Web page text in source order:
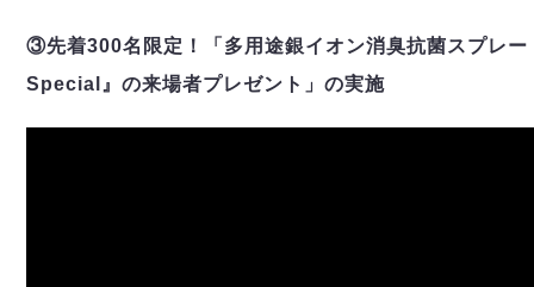
③先着300名限定！「多用途銀イオン消臭抗菌スプレ
Special』の来場者プレゼント」の実施